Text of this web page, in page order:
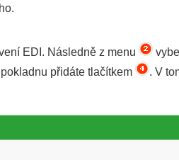
EDI. Následně z menu
přidáte tlačítkem
. V